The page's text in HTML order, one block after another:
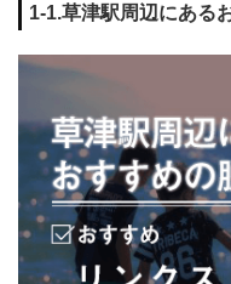
1-1.草津駅周辺にある